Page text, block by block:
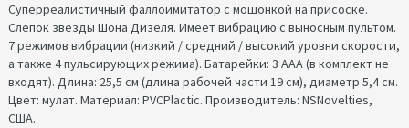
Суперреалистичный фаллоимитатор с мошонкой на присоске.
Слепок звезды Шона Дизеля. Имеет вибрацию с выносным пультом.
7 режимов вибрации (низкий / средний / высокий уровни скорости,
а также 4 пульсирующих режима). Батарейки: 3 ААА (в комплект не
входят). Длина: 25,5 см (длина рабочей части 19 см), диаметр 5,4 см.
Цвет: мулат. Материал: PVCPlactic. Производитель: NSNovelties,
США.